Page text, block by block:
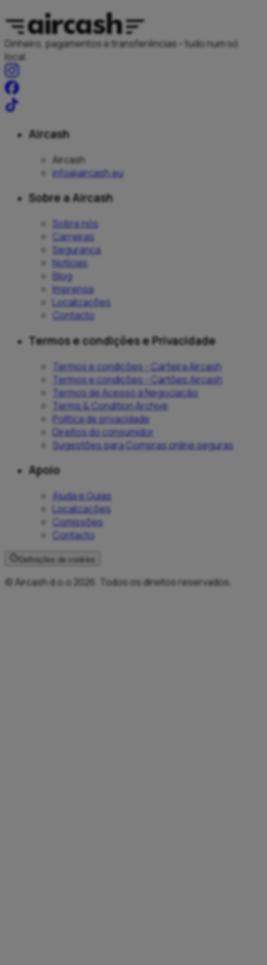
Dinheiro, pagamentos e transferências - tudo num só
local.
Aircash
Aircash
info@aircash.eu
Sobre a Aircash
Sobre nós
Carreiras
Segurança
Notícias
Blog
Imprensa
Localizações
Contacto
Termos e condições e Privacidade
Termos e condições - Carteira Aircash
Termos e condições - Cartões Aircash
Termos de Acesso à Negociação
Terms & Condition Archive
Política de privacidade
Direitos do consumidor
Sugestões para Compras online seguras
Apoio
Ajuda e Guias
Localizações
Comissões
Contacto
Definições de cookies
© Aircash d.o.o 2026. Todos os direitos reservados.